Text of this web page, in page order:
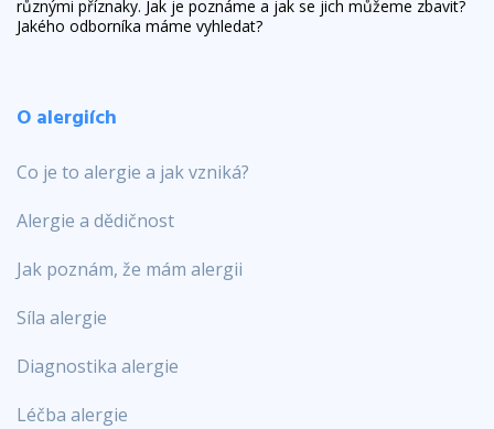
různými příznaky. Jak je poznáme a jak se jich můžeme zbavit?
Jakého odborníka máme vyhledat?
O alergiích
Co je to alergie a jak vzniká?
Alergie a dědičnost
Jak poznám, že mám alergii
Síla alergie
Diagnostika alergie
Léčba alergie